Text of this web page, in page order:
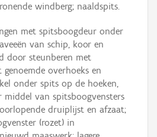
windberg; naaldspits.
met spitsboogdeur onder
van schip, koor en
door steunberen met
overhoeks en
onder spits op de hoeken,
middel van spitsboogvensters
druiplijst en afzaat;
(rozet) in